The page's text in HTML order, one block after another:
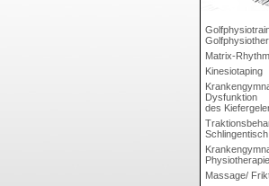
Matrix-
Kinesiotaping
Dysfunktion
des
Schlingentisch
Physiotherapie
Massage/